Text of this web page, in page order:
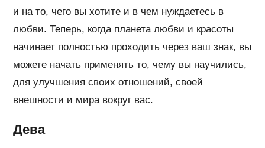
и на то, чего вы хотите и в чем нуждаетесь в
любви. Теперь, когда планета любви и красоты
начинает полностью проходить через ваш знак, вы
можете начать применять то, чему вы научились,
для улучшения своих отношений, своей
внешности и мира вокруг вас.
Дева